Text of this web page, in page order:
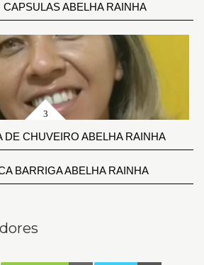
CAPSULAS ABELHA RAINHA
DE CHUVEIRO ABELHA RAINHA
BARRIGA ABELHA RAINHA